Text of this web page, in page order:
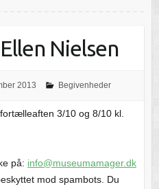
Nielsen
2013 Begivenheder
3/10 og 8/10 kl.
på: info@museumamager.dk
mod spambots. Du